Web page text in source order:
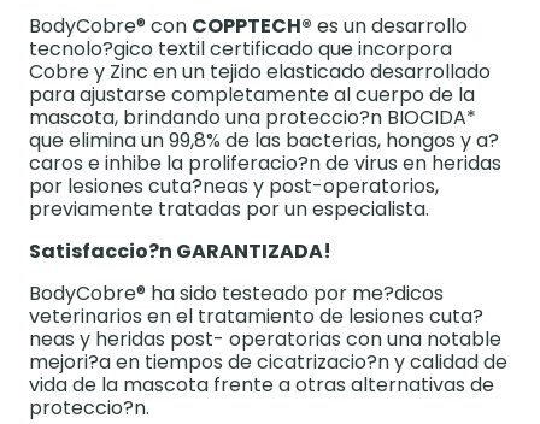
BodyCobre® con COPPTECH® es un desarrollo
tecnolo?gico textil certificado que incorpora
Cobre y Zinc en un tejido elasticado desarrollado
para ajustarse completamente al cuerpo de la
mascota, brindando una proteccio?n BIOCIDA*
que elimina un 99,8% de las bacterias, hongos y a?
caros e inhibe la proliferacio?n de virus en heridas
por lesiones cuta?neas y post-operatorios,
previamente tratadas por un especialista.
Satisfaccio?n GARANTIZADA!
BodyCobre® ha sido testeado por me?dicos
veterinarios en el tratamiento de lesiones cuta?
neas y heridas post- operatorias con una notable
mejori?a en tiempos de cicatrizacio?n y calidad de
vida de la mascota frente a otras alternativas de
proteccio?n.